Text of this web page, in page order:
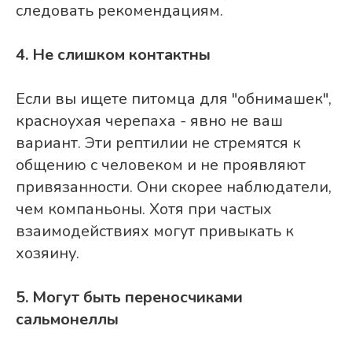
следовать рекомендациям.
4. Не слишком контактны
Если вы ищете питомца для "обнимашек",
красноухая черепаха - явно не ваш
вариант. Эти рептилии не стремятся к
общению с человеком и не проявляют
привязанности. Они скорее наблюдатели,
чем компаньоны. Хотя при частых
взаимодействиях могут привыкать к
хозяину.
5. Могут быть переносчиками
сальмонеллы